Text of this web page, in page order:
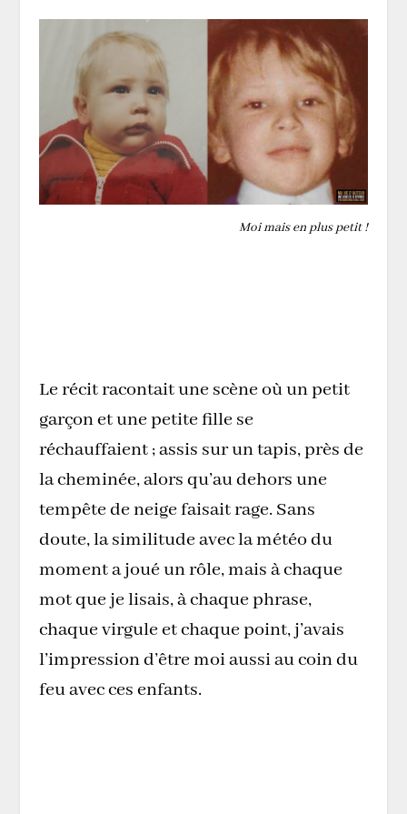
Moi mais en plus petit !
Le récit racontait une scène où un petit
garçon et une petite fille se
réchauffaient ; assis sur un tapis, près de
la cheminée, alors qu’au dehors une
tempête de neige faisait rage. Sans
doute, la similitude avec la météo du
moment a joué un rôle, mais à chaque
mot que je lisais, à chaque phrase,
chaque virgule et chaque point, j’avais
l’impression d’être moi aussi au coin du
feu avec ces enfants.